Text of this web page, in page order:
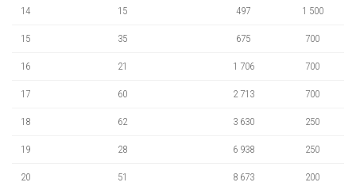
14 15 497 1 500
15 35 675 700
16 21 1 706 700
17 60 2 713 700
18 62 3 630 250
19 28 6 938 250
20 51 8 673 200